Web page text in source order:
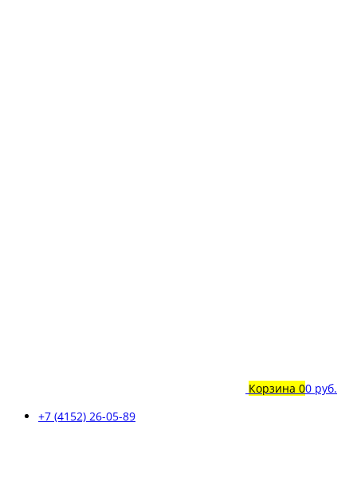
Корзина 00 руб.
+7 (4152) 26-05-89